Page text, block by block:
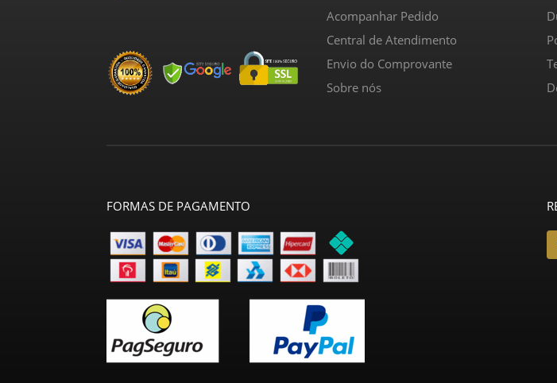
Acompanhar Pedido
Central de Atendimento
Envio do Comprovante
Sobre nós
FORMAS DE PAGAMENTO